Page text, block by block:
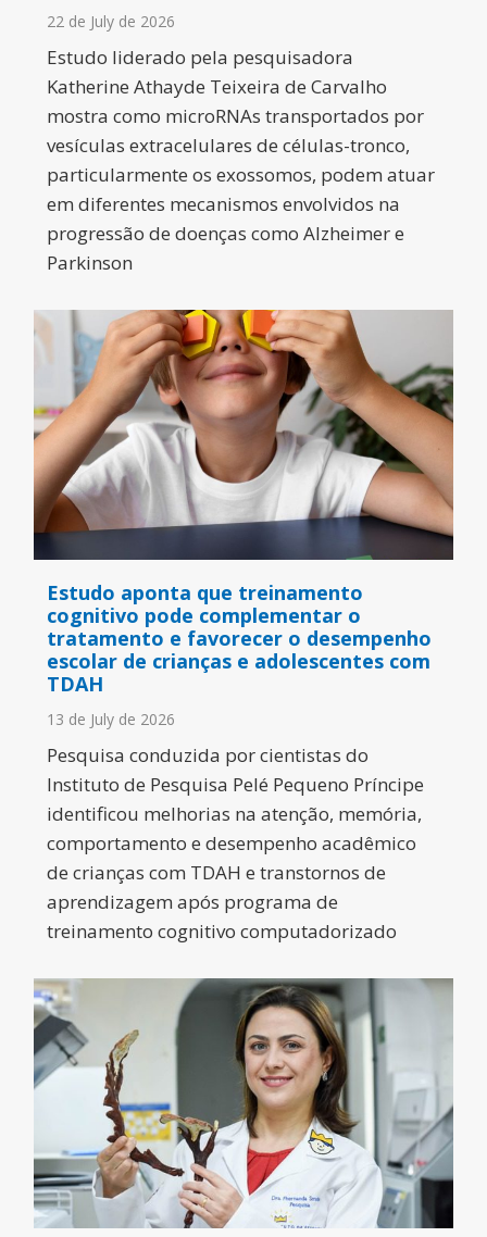
22 de July de 2026
Estudo liderado pela pesquisadora
Katherine Athayde Teixeira de Carvalho
mostra como microRNAs transportados por
vesículas extracelulares de células-tronco,
particularmente os exossomos, podem atuar
em diferentes mecanismos envolvidos na
progressão de doenças como Alzheimer e
Parkinson
Estudo aponta que treinamento
cognitivo pode complementar o
tratamento e favorecer o desempenho
escolar de crianças e adolescentes com
TDAH
13 de July de 2026
Pesquisa conduzida por cientistas do
Instituto de Pesquisa Pelé Pequeno Príncipe
identificou melhorias na atenção, memória,
comportamento e desempenho acadêmico
de crianças com TDAH e transtornos de
aprendizagem após programa de
treinamento cognitivo computadorizado